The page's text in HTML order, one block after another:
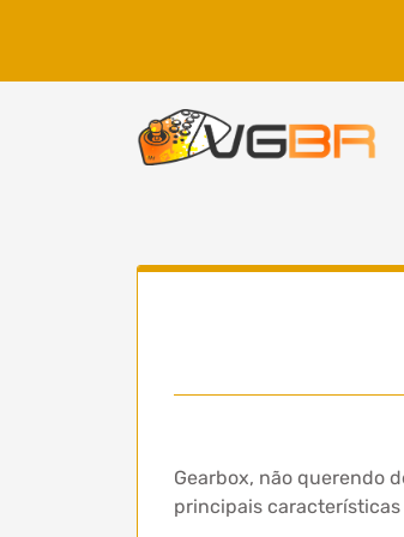
Gearbox, não querendo
principais